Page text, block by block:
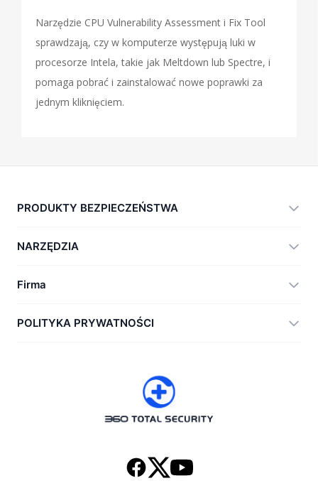
Narzędzie CPU Vulnerability Assessment i Fix Tool
sprawdzają, czy w komputerze występują luki w
procesorze Intela, takie jak Meltdown lub Spectre, i
pomaga pobrać i zainstalować nowe poprawki za
jednym kliknięciem.
PRODUKTY BEZPIECZEŃSTWA
Anti-Ransomware Tool
NARZĘDZIA
360 Zip
RecoverlyX
Firma
POLITYKA PRYWATNOŚCI